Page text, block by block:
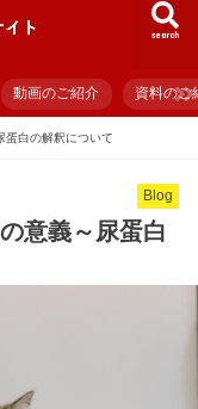
search
動画のご紹介 資料のご
蛋白の解釈について
Blog
意義～尿蛋白